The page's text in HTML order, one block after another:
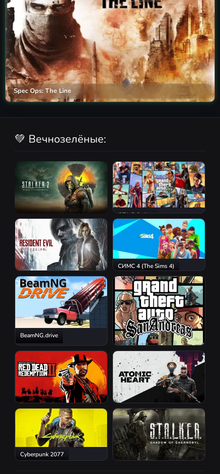
Spec Ops: The Line
💚 Вечнозелёные:
S.T.A.L.K.E.R. 2: Heart of
Chornobyl
GTA 5 Online
Resident Evil Requiem
СИМС 4 (The Sims 4)
BeamNG.drive
GTA San Andreas
Red Dead Redemption 2 Atomic Heart
Cyberpunk 2077